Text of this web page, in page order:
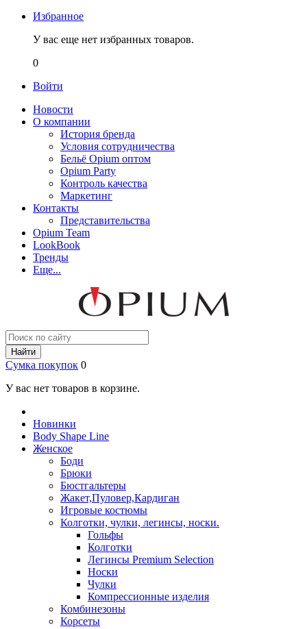
Избранное
У вас еще нет избранных товаров.
0
Войти
Новости
О компании
История бренда
Условия сотрудничества
Бельё Opium оптом
Opium Party
Контроль качества
Маркетинг
Контакты
Представительства
Opium Team
LookBook
Тренды
Еще...
Найти
Сумка покупок 0
У вас нет товаров в корзине.
Новинки
Body Shape Line
Женское
Боди
Брюки
Бюстгальтеры
Жакет,Пуловер,Кардиган
Игровые костюмы
Колготки, чулки, легинсы, носки.
Гольфы
Колготки
Легинсы Premium Selection
Носки
Чулки
Компрессионные изделия
Комбинезоны
Корсеты